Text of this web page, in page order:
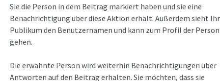
Sie die Person in dem Beitrag markiert haben und sie eine
Benachrichtigung über diese Aktion erhält. Außerdem sieht Ihr
Publikum den Benutzernamen und kann zum Profil der Person
gehen.
Die erwähnte Person wird weiterhin Benachrichtigungen über
Antworten auf den Beitrag erhalten. Sie möchten, dass sie